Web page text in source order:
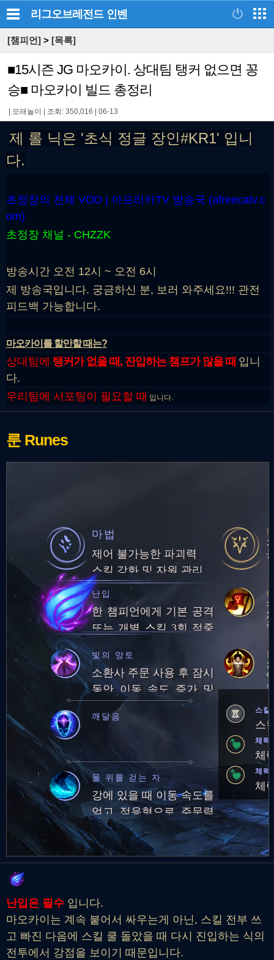
리그오브레전드 인벤
[챔피언] > [목록]
■15시즌 JG 마오카이. 상대팀 탱커 없으면 꽁
승■ 마오카이 빌드 총정리
모래놀이 조회: 350,016 06-13
제 롤 닉은 '초식 정글 장인#KR1' 입니
다.
초정장의 전체 VOD | 아프리카TV 방송국 (afreecatv.c
om)
초정장 채널 - CHZZK
방송시간 오전 12시 ~ 오전 6시
제 방송국입니다. 궁금하신 분, 보러 와주세요!!! 관전
피드백 가능합니다.
마오카이를 할만할 때는?
상대팀에 탱커가 없을 때, 잔입하는 챔프가 많을 때 입니
다.
우리팀에 서포팅이 필요할 때 입니다.
룬 Runes
마법
제어 불가능한 파괴력
스킬 강화 및 자원 관리
난입
한 챔피언에게 기본 공격
또는 개별 스킬 3회 적중
증가
빛의 망토
소환사 주문 사용 후 잠시
동안 이동 속도 증가 및
유닛 통과 가능
깨달음
물 위를 걷는 자
강에 있을 때 이동 속도를
얻고 적응형으로 주문력
또는 공격력 증가
스킬
스
체력
체
체력
체
난입은 필수 입니다.
마오카이는 계속 붙어서 싸우는게 아닌, 스킬 전부 쓰
고 빠진 다음에 스킬 쿨 돌았을 때 다시 진입하는 식의
전투에서 강점을 보이기 때문입니다.